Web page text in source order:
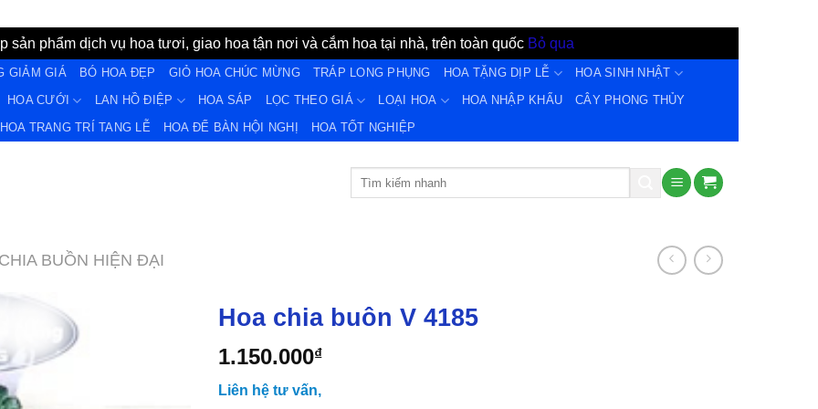
sản phẩm dịch vụ hoa tươi, giao hoa tận nơi và cắm hoa tại nhà, trên toàn quốc Bỏ qua
GIẢM GIÁ BÓ HOA ĐẸP GIỎ HOA CHÚC MỪNG TRÁP LONG PHỤNG HOA TẶNG DỊP LỄ
HOA SINH NHẬT
HOA CƯỚI LAN HỒ ĐIỆP HOA SÁP LỌC THEO GIÁ LOẠI HOA HOA NHẬP KHẨU
CÂY PHONG THỦY
HOA TRANG TRÍ TANG LỄ
HOA ĐỂ BÀN HỘI NGHỊ HOA TỐT NGHIỆP
BUỒN HIỆN ĐẠI
Hoa chia buôn V 4185
1.150.000₫
Liên hệ tư vấn,